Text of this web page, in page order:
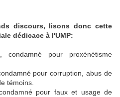
discours, lisons donc cette
dédicace à l'UMP:
condamné pour proxénétisme
pour corruption, abus de
témoins.
pour faux et usage de